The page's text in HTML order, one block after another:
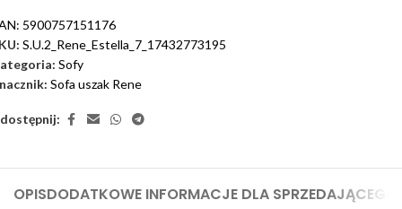
5900757151176
S.U.2_Rene_Estella_7_17432773195
Sofy
Sofa uszak Rene
OPISDODATKOWE INFORMACJE DLA SPRZEDAJĄCEGO